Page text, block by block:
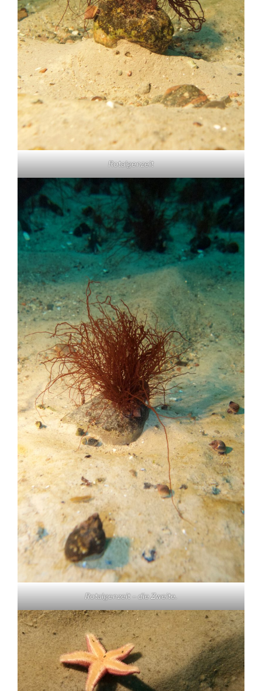
Rotalgenzeit
Rotalgenzeit – die Zweite.